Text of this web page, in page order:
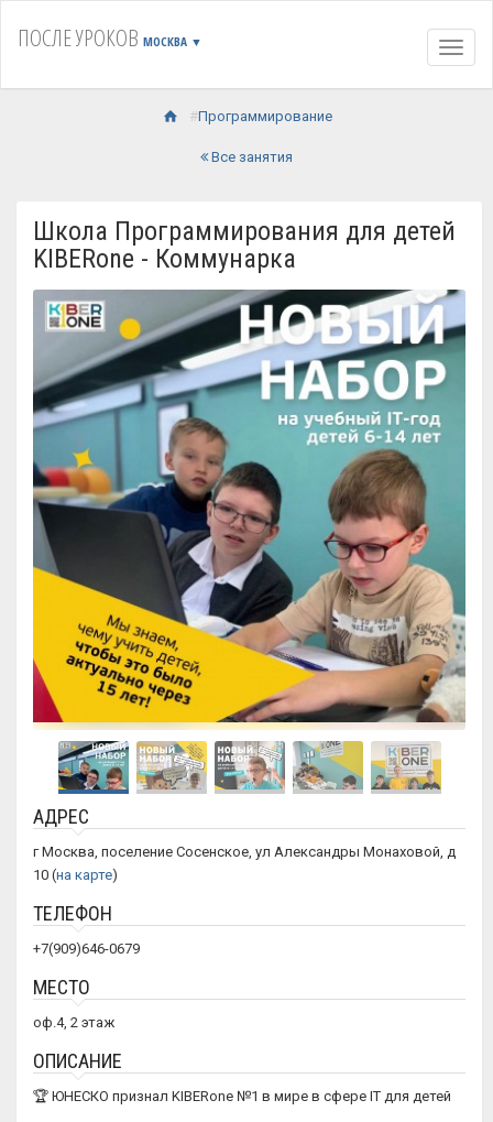
ПОСЛЕ УРОКОВ МОСКВА ▼
Программирование
Все занятия
Школа Программирования для детей
KIBERone - Коммунарка
АДРЕС
г Москва, поселение Сосенское, ул Александры Монаховой, д
10 (на карте)
ТЕЛЕФОН
+7(909)646-0679
МЕСТО
оф.4, 2 этаж
ОПИСАНИЕ
🏆 ЮНЕСКО признал KIBERone №1 в мире в сфере IT для детей